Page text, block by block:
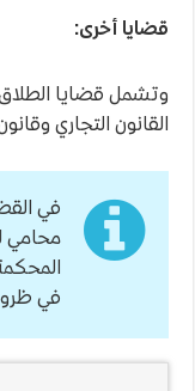
قضايا أخرى:
وتشمل قضايا الطلاق,
القانون التجاري
في
محامي
في